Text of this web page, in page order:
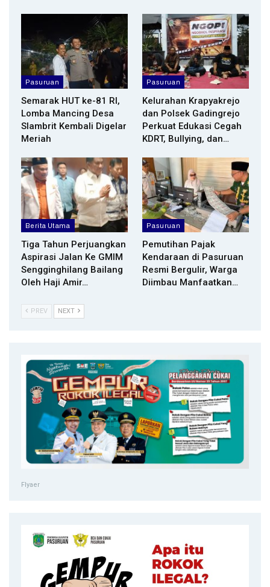
Pasuruan
Semarak HUT ke-81 RI,
Lomba Mancing Desa
Slambrit Kembali Digelar
Meriah
Pasuruan
Kelurahan Krapyakrejo
dan Polsek Gadingrejo
Perkuat Edukasi Cegah
KDRT, Bullying, dan…
Berita Utama
Tiga Tahun Perjuangkan
Aspirasi Jalan Ke GMIM
Sengginghilang Bailang
Oleh Haji Amir…
Pasuruan
Pemutihan Pajak
Kendaraan di Pasuruan
Resmi Bergulir, Warga
Diimbau Manfaatkan…
PREV NEXT
Flyaer